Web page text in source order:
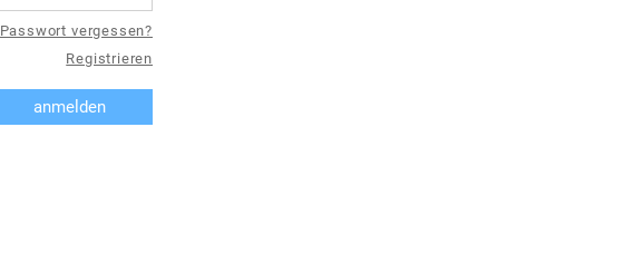
Passwort vergessen?
Registrieren
anmelden